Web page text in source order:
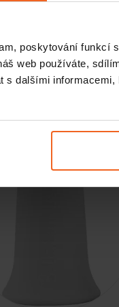
poskytování
web používáte,
s dalšími
SKLADEM